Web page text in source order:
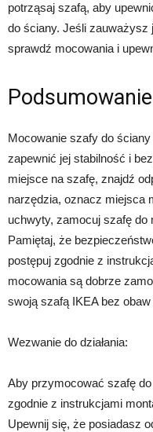
potrząsaj szafą, aby
do ściany. Jeśli zauważysz
sprawdź mocowania i
Podsumowanie
Mocowanie szafy do
zapewnić jej stabilność i
miejsce na szafę, znajdź
narzędzia, oznacz miejsca
uchwyty, zamocuj szafę do
Pamiętaj, że
postępuj zgodnie z
mocowania są dobrze
swoją szafą IKEA bez
Wezwanie do działania:
Aby przymocować szafę
zgodnie z instrukcjami
Upewnij się, że posiadasz